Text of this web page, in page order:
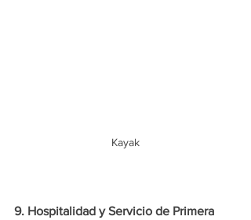
Kayak
9. Hospitalidad y Servicio de Primera